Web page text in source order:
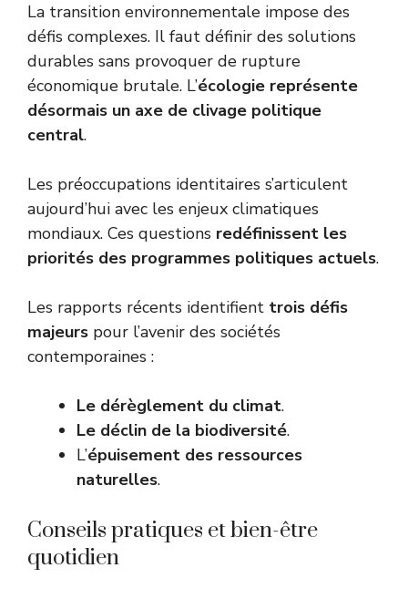
La transition environnementale impose des
défis complexes. Il faut définir des solutions
durables sans provoquer de rupture
économique brutale. L’écologie représente
désormais un axe de clivage politique
central.
Les préoccupations identitaires s’articulent
aujourd’hui avec les enjeux climatiques
mondiaux. Ces questions redéfinissent les
priorités des programmes politiques actuels.
Les rapports récents identifient trois défis
majeurs pour l’avenir des sociétés
contemporaines :
Le dérèglement du climat.
Le déclin de la biodiversité.
L’épuisement des ressources
naturelles.
Conseils pratiques et bien-être
quotidien